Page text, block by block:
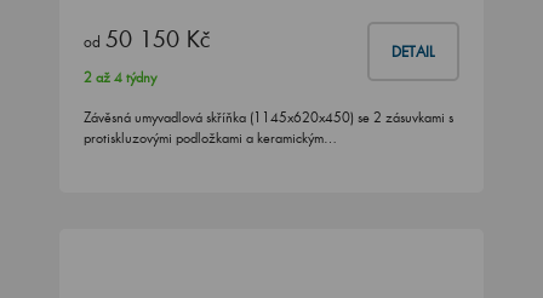
od 50 150 Kč DETAIL
2 až 4 týdny
Závěsná umyvadlová skříňka (1145x620x450) se 2 zásuvkami s
protiskluzovými podložkami a keramickým…